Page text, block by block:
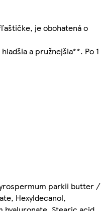
je obohatená o
a pružnejšia**. Po 1
parkii butter /
Hexyldecanol,